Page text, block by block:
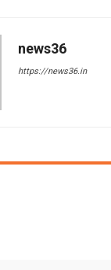
news36
https://news36.in